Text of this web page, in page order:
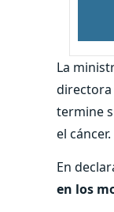
La
directora
termine
el cáncer.
En
en los